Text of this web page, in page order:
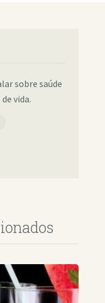
sobre saúde
vida.